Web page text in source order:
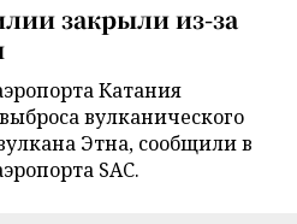
закрыли из-за
Катания
вулканического
Этна, сообщили в
SAC.